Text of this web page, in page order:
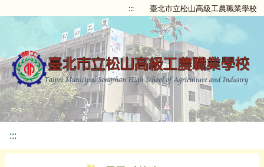
::: 臺北市立松山高級工農職業學校
:::